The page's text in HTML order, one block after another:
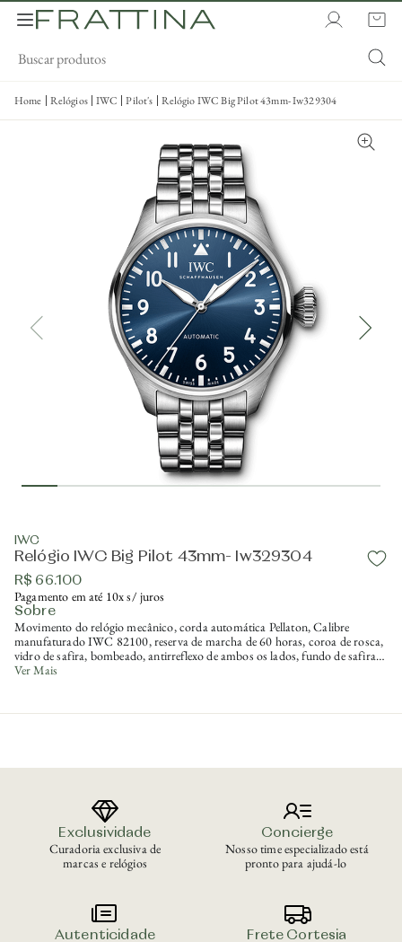
Home Relógios IWC Pilot's Relógio IWC Big Pilot 43mm- Iw329304
IWC
Relógio IWC Big Pilot 43mm- Iw329304
R$ 66.100
Pagamento em até 10x s/ juros
Sobre
Movimento do relógio mecânico, corda automática Pellaton, Calibre
manufaturado IWC 82100, reserva de marcha de 60 horas, coroa de rosca,
vidro de safira, bombeado, antirreflexo de ambos os lados, fundo de safira,
mostrador azul com luminescência, fixação segura do vidro em caso de
IWC.
Ver Mais
Exclusividade
Curadoria exclusiva de
marcas e relógios
Concierge
Nosso time especializado está
pronto para ajudá-lo
Autenticidade Frete Cortesia